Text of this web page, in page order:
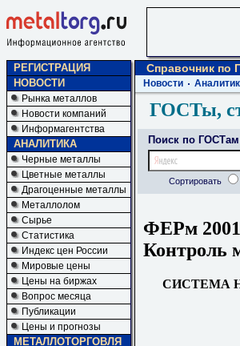
РЕГИСТРАЦИЯ
НОВОСТИ
Рынка металлов
Новости компаний
Информагентства
АНАЛИТИКА
Черные металлы
Цветные металлы
Драгоценные металлы
Металлолом
Сырье
Статистика
Индекс цен России
Мировые цены
Цены на биржах
Вопрос месяца
Публикации
Цены и прогнозы
МЕТАЛЛОТОРГОВЛЯ
Справочник по
Новости
ГОСТы,
Поиск по ГОСТам
Сортировать
ФЕРм
Контроль
СИСТЕМА